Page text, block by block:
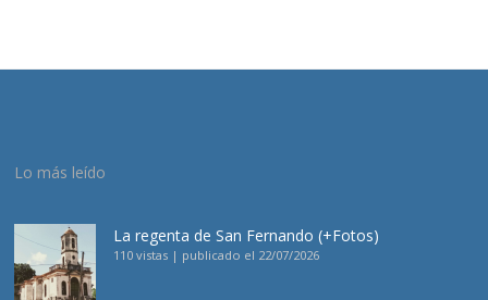
Lo más leído
La regenta de San Fernando (+Fotos)
110 vistas | publicado el 22/07/2026